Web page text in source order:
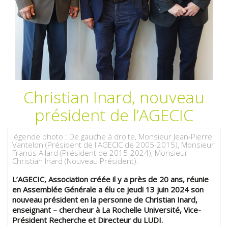
Christian Inard, nouveau
président de l’AGECIC
légende photo : De gauche à droite, Monsieur Jean-Pierre
Vantelon (Président de l'AGECIC de 2005-2015), Monsieur
Francis Allard (Président de 2015-2024), Monsieur
Christian Inard (Nouveau Président).
L’AGECIC, Association créée il y a près de 20 ans, réunie
en Assemblée Générale a élu ce jeudi 13 juin 2024 son
nouveau président en la personne de Christian Inard,
enseignant – chercheur à La Rochelle Université, Vice-
Président Recherche et Directeur du LUDI.